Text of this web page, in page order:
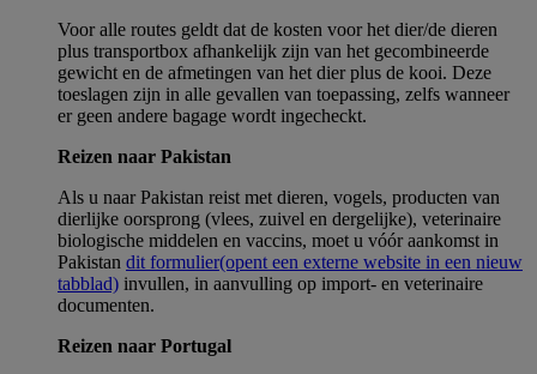
Voor alle routes geldt dat de kosten voor het dier/de dieren
plus transportbox afhankelijk zijn van het gecombineerde
gewicht en de afmetingen van het dier plus de kooi. Deze
toeslagen zijn in alle gevallen van toepassing, zelfs wanneer
er geen andere bagage wordt ingecheckt.
Reizen naar Pakistan
Als u naar Pakistan reist met dieren, vogels, producten van
dierlijke oorsprong (vlees, zuivel en dergelijke), veterinaire
biologische middelen en vaccins, moet u vóór aankomst in
Pakistan dit formulier(opent een externe website in een nieuw
tabblad) invullen, in aanvulling op import- en veterinaire
documenten.
Reizen naar Portugal